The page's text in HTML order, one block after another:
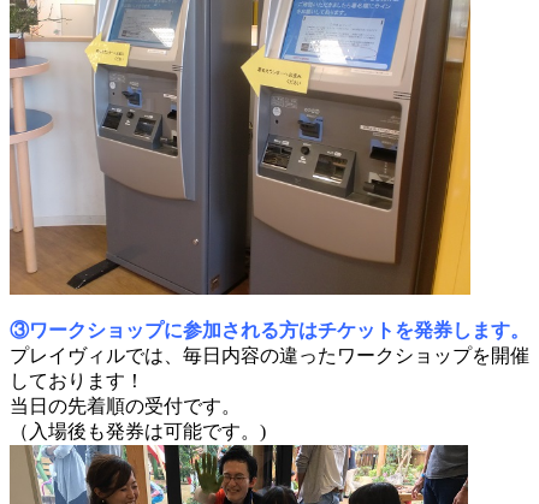
③ワークショップに参加される方はチケットを発券します。
プレイヴィルでは、毎日内容の違ったワークショップを開催
しております！
当日の先着順の受付です。
（入場後も発券は可能です。)